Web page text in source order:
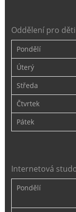
Oddělení pro děti
Pondělí
Úterý
Středa
Čtvrtek
Pátek
Internetová
Pondělí